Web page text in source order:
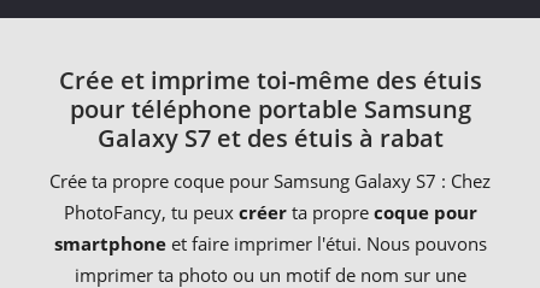
Crée et imprime toi-même des étuis
pour téléphone portable Samsung
Galaxy S7 et des étuis à rabat
Crée ta propre coque pour Samsung Galaxy S7 : Chez
PhotoFancy, tu peux créerta propre coque pour
smartphoneet faire imprimer l'étui. Nous pouvons
imprimer ta photo ou un motif de nom sur une